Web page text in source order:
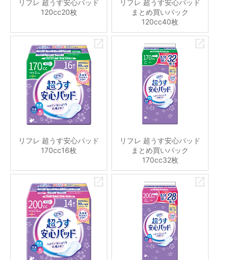
リフレ 超うす安心パッド
120cc20枚
リフレ 超うす安心パッド
まとめ買いパック
120cc40枚
リフレ 超うす安心パッド
170cc16枚
リフレ 超うす安心パッド
まとめ買いパック
170cc32枚